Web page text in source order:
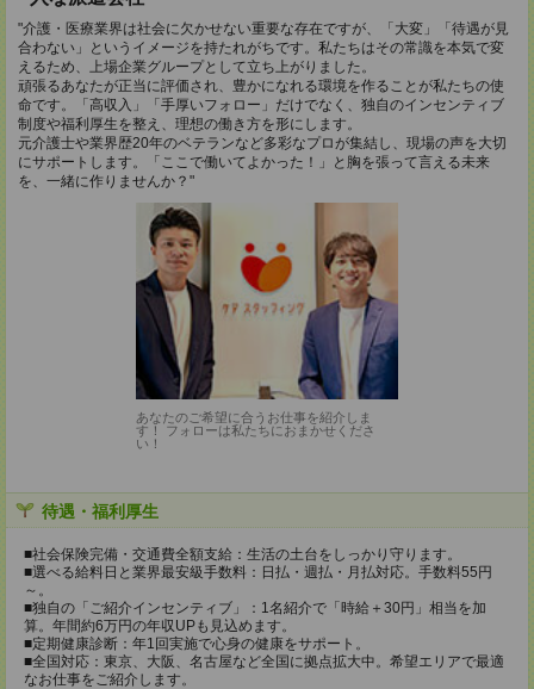
"介護・医療業界は社会に欠かせない重要な存在ですが、「大変」「待遇が見
合わない」というイメージを持たれがちです。私たちはその常識を本気で変
えるため、上場企業グループとして立ち上がりました。
頑張るあなたが正当に評価され、豊かになれる環境を作ることが私たちの使
命です。「高収入」「手厚いフォロー」だけでなく、独自のインセンティブ
制度や福利厚生を整え、理想の働き方を形にします。
元介護士や業界歴20年のベテランなど多彩なプロが集結し、現場の声を大切
にサポートします。「ここで働いてよかった！」と胸を張って言える未来
を、一緒に作りませんか？"
あなたのご希望に合うお仕事を紹介しま
す！ フォローは私たちにおまかせくださ
い！
待遇・福利厚生
■社会保険完備・交通費全額支給：生活の土台をしっかり守ります。
■選べる給料日と業界最安級手数料：日払・週払・月払対応。手数料55円
～。
■独自の「ご紹介インセンティブ」：1名紹介で「時給＋30円」相当を加
算。年間約6万円の年収UPも見込めます。
■定期健康診断：年1回実施で心身の健康をサポート。
■全国対応：東京、大阪、名古屋など全国に拠点拡大中。希望エリアで最適
なお仕事をご紹介します。